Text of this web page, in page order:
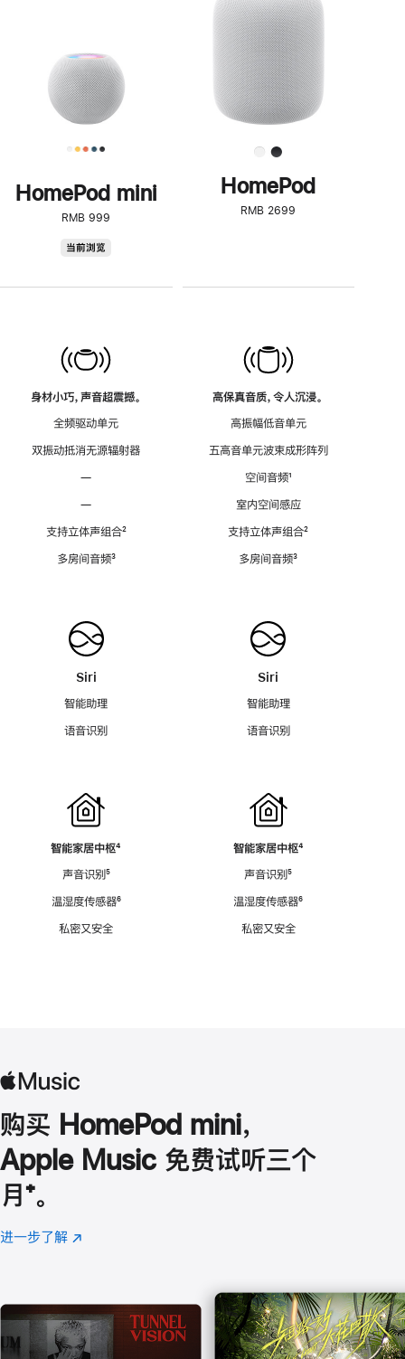
HomePod mini
RMB 999
当前浏览
身材小巧，声音超震撼。
全频驱动单元
双振动抵消无源辐射器
—
—
支持立体声组合脚
²
多房间音频脚
³
Siri
智能助理
语音识别
智能家居中枢脚
⁴
声音识别脚
⁵
温湿度传感器脚
⁶
私密又安全
了
解
HomePod<
HomePod
RMB 2699
高保真音质，令人沉浸。
高振幅低音单元
五高音单元波束成形阵列
空间音频脚
¹
室内空间感应
支持立体声组合脚
²
多房间音频脚
³
Siri
智能助理
语音识别
智能家居中枢脚
⁴
声音识别脚
⁵
温湿度传感器脚
⁶
私密又安全
购买 HomePod mini，
Apple Music 免费试听三个
月 脚
注
⁺。
进一步了解 Apple
(在
口
中
打